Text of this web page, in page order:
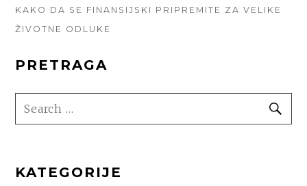
KAKO DA SE FINANSIJSKI PRIPREMITE ZA VELIKE
ŽIVOTNE ODLUKE
PRETRAGA
SEARCH
FOR:
KATEGORIJE